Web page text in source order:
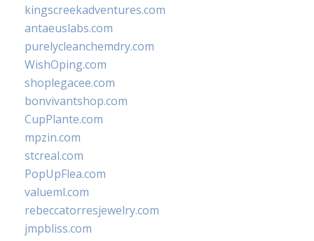
kingscreekadventures.com
antaeuslabs.com
purelycleanchemdry.com
WishOping.com
shoplegacee.com
bonvivantshop.com
CupPlante.com
mpzin.com
stcreal.com
PopUpFlea.com
valueml.com
rebeccatorresjewelry.com
jmpbliss.com